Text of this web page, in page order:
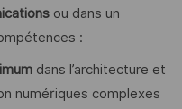
ou dans un
:
dans l’architecture et
numériques complexes